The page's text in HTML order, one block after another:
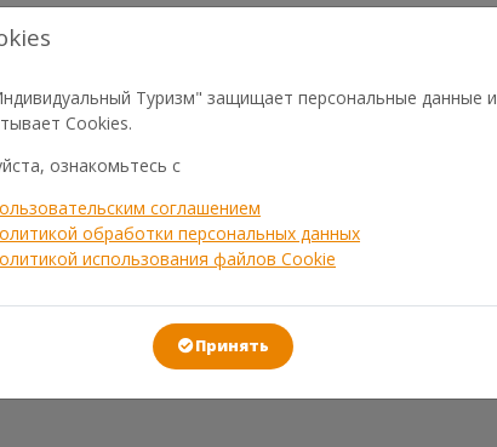
Туризм" защищает персональные данные и
Cookies.
ознакомьтесь с
соглашением
обработки персональных данных
использования файлов Cookie
Принять